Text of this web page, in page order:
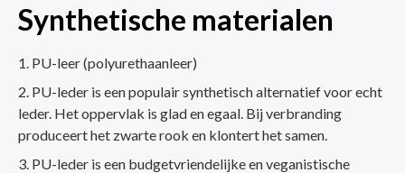
Synthetische materialen
PU-leer (polyurethaanleer)
PU-leder is een populair synthetisch alternatief voor echt
leder. Het oppervlak is glad en egaal. Bij verbranding
produceert het zwarte rook en klontert het samen.
PU-leder is een budgetvriendelijke en veganistische